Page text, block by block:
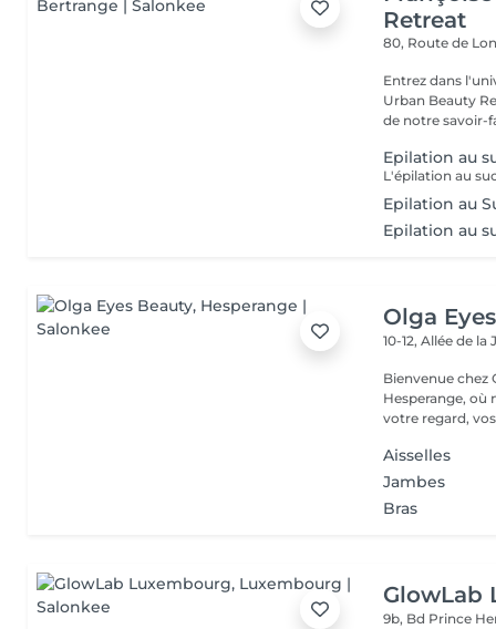
Retreat
80, Route de
Entrez dans
Urban Beauty
de notre savoir-
Epilation au
Epilation au
Epilation au
Olga
10-12, Allée de la
Bienvenue chez
Hesperange, où
votre regard,
Aisselles
Jambes
Bras
GlowLab
9b, Bd Prince